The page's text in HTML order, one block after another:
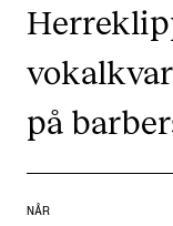
Internasjonal
Nettverk
på
NÅR